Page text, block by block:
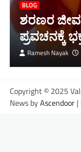
BLOG
ಶರಣರ
ಪ್ರವಚನಕ್ಕೆ
Ramesh Nayak
Copyright © 2025
News byAscendoor |